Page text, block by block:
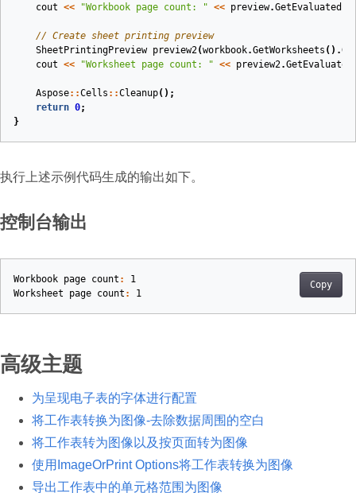
cout << "Workbook page count: " << preview.
// Create sheet printing preview
SheetPrintingPreview preview2(workbook.GetWorksheets ().
cout << "Worksheet page count: " << preview2.
Aspose::Cells ::Cleanup();
return 0;
}
执行上述示例代码生成的输出如下。
控制台输出
Copy
Workbook page count :
1
Worksheet
page count : 1
高级主题
为呈现电子表的字体进行配置
将工作表转换为图像-去除数据周围的空白
将工作表转为图像以及按页面转为图像
使用ImageOrPrint Options将工作表转换为图像
导出工作表中的单元格范围为图像